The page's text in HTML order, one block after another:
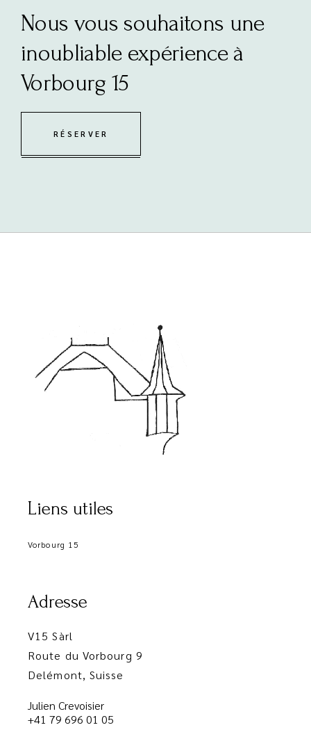
Nous vous souhaitons une
inoubliable expérience à
Vorbourg 15
RÉSERVER
Liens utiles
Vorbourg 15
Adresse
V15 Sàrl
Route du Vorbourg 9
Delémont, Suisse
Julien Crevoisier
+41 79 696 01 05